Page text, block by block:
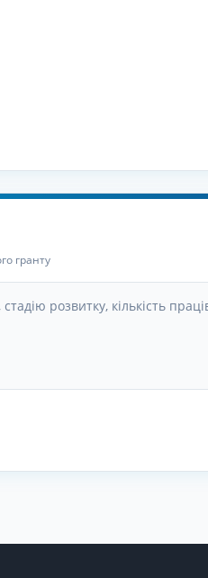
гранту